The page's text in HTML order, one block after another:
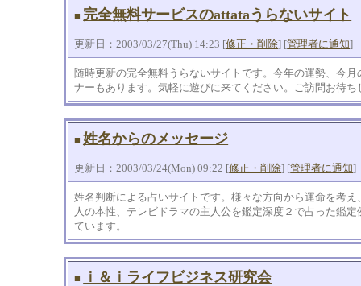
■ 完全無料サービスのattataうらないサイト
更新日：2003/03/27(Thu) 14:23 [修正・削除] [管理者に通知]
随時更新の完全無料うらないサイトです。今年の運勢、今
ナーもあります。気軽に遊びに来てください。ご訪問お待ち
■ 姓名からのメッセージ
更新日：2003/03/24(Mon) 09:22 [修正・削除] [管理者に通知]
姓名判断による占いサイトです。様々な方向から運命を考
人の本性、テレビドラマの主人公を鑑定深度２で占った鑑
ています。
■ ｉ＆ｉライフビジネス研究会